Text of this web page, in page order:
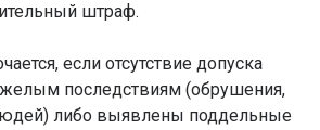
штраф.
если отсутствие допуска
последствиям (обрушения,
либо выявлены поддельные